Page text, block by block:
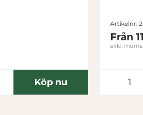
Köp nu
Artikelnr:
Från
exkl. moms